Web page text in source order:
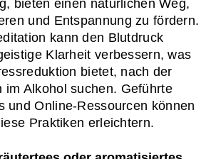
bieten einen natürlichen Weg,
und Entspannung zu fördern.
kann den Blutdruck
Klarheit verbessern, was
bietet, nach der
im Alkohol suchen. Geführte
und Online-Ressourcen können
Praktiken erleichtern.